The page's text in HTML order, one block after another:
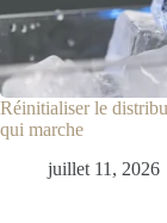
Réinitialiser le
qui marche
juillet 11, 2026